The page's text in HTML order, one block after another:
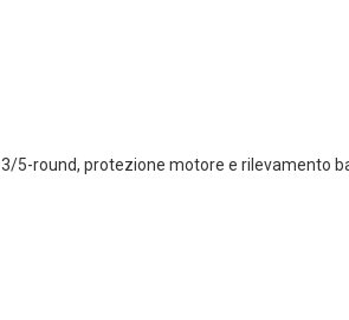
5-round, protezione motore e rilevamento